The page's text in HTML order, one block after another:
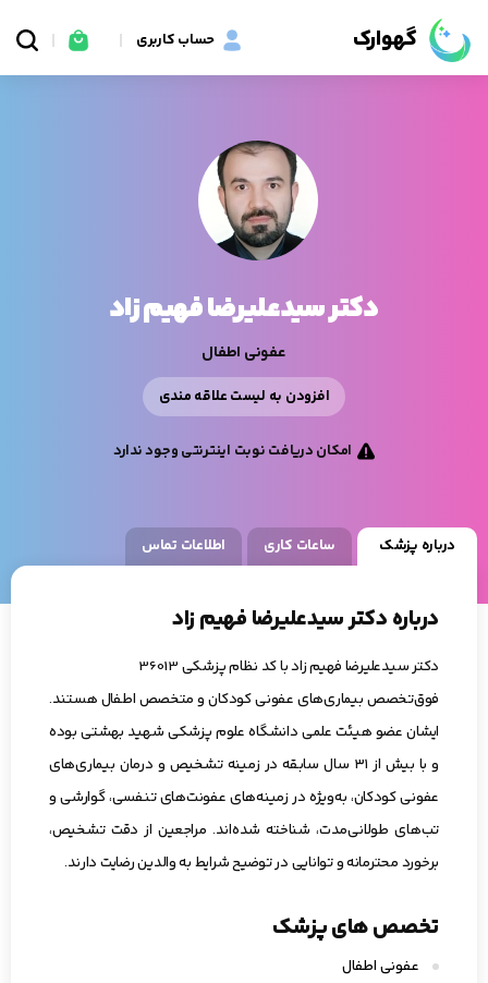
گهوارک حساب کاربری
دکتر سیدعلیرضا فهیم زاد
عفونی اطفال
افزودن به لیست علاقه مندی
امکان دریافت نوبت اینترنتی وجود ندارد
درباره پزشک ساعات کاری اطلاعات تماس
درباره دکتر سیدعلیرضا فهیم زاد
دکتر سیدعلیرضا فهیم زاد با کد نظام پزشکی 36013
فوق‌تخصص بیماری‌های عفونی کودکان و متخصص اطفال هستند.
ایشان عضو هیئت علمی دانشگاه علوم پزشکی شهید بهشتی بوده
و با بیش از ۳۱ سال سابقه در زمینه تشخیص و درمان بیماری‌های
عفونی کودکان، به‌ویژه در زمینه‌های عفونت‌های تنفسی، گوارشی و
تب‌های طولانی‌مدت، شناخته شده‌اند. مراجعین از دقت تشخیص،
برخورد محترمانه و توانایی در توضیح شرایط به والدین رضایت دارند.
تخصص های پزشک
عفونی اطفال